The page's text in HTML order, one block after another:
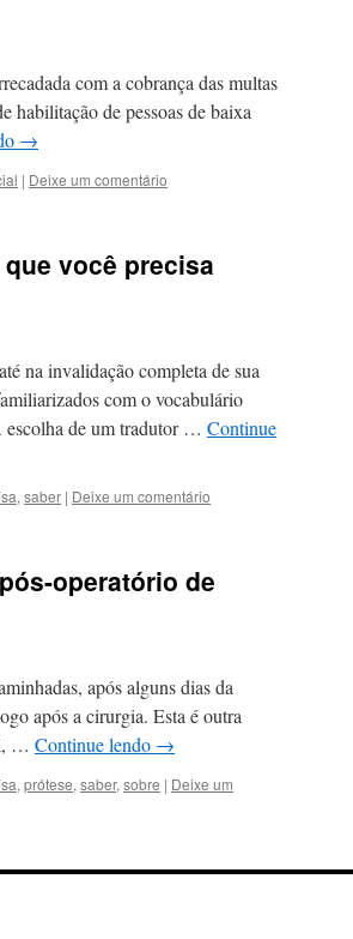
com a cobrança das multas
habilitação de pessoas de baixa
→
| Deixe um comentário
você precisa
na invalidação completa de sua
com o vocabulário
escolha de um tradutor … Continue
, saber | Deixe um comentário
operatório de
após alguns dias da
após a cirurgia. Esta é outra
… Continue lendo →
, prótese, saber, sobre | Deixe um